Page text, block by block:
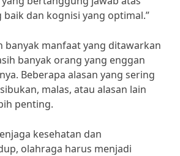
baik dan kognisi yang optimal.”
banyak manfaat yang ditawarkan
banyak orang yang enggan
Beberapa alasan yang sering
malas, atau alasan lain
penting.
kesehatan dan
olahraga harus menjadi